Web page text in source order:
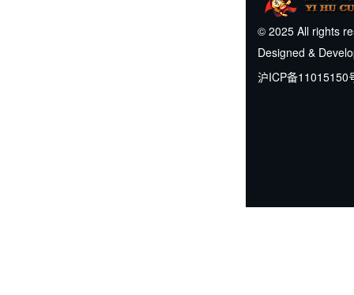
© 2025 All rights
Designed &
沪ICP备11015150